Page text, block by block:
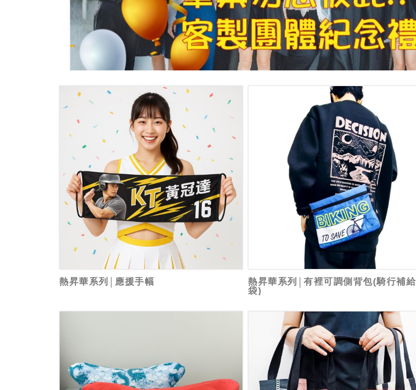
熱昇華系列│應援手幅
熱昇華系列│有裡可調側背包(騎行補給
袋)